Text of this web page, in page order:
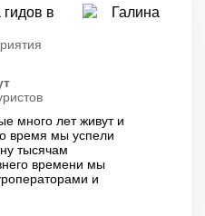
в
много лет живут и
время мы успели
тысячам
времени мы
и